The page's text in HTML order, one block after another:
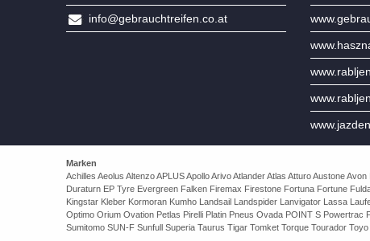
info@gebrauchtreifen.co.at
Marken
Achilles Aeolus Altenzo APLUS Apollo Arivo Atlander Atlas Atturo Austone
Duraturn EP Tyre Evergreen Falken Firemax Firestone Fortuna Fortune
Kingstar Kleber Kormoran Kumho Landsail Landspider Lanvigator Lassa
Optimo Orium Ovation Petlas Pirelli Platin Pneus Ovada POINT S
Sumitomo SUN-F Sunfull Superia Taurus Tigar Tomket Torque Tourador